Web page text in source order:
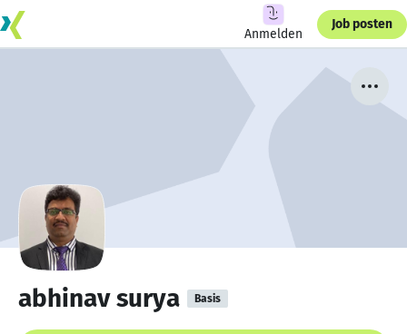
Anmelden
Job posten
abhinav surya Basis